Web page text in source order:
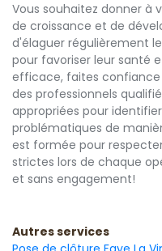
Vous souhaitez donner à
de croissance et de
d'élaguer régulièrement
pour favoriser leur santé
efficace, faites confiance
des professionnels
appropriées pour
problématiques de
est formée pour
strictes lors de chaque
et sans engagement!
Autres services